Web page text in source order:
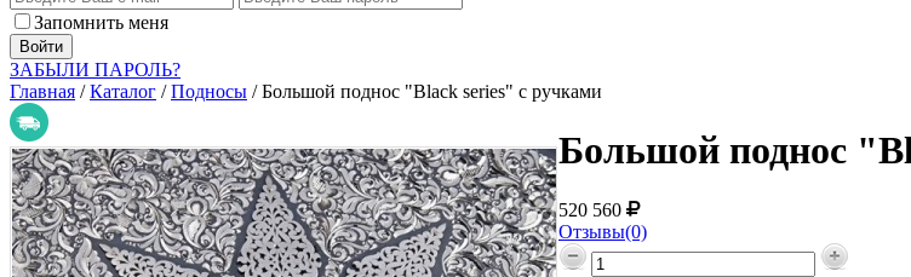
Запомнить меня
ЗАБЫЛИ ПАРОЛЬ?
Главная /Каталог /Подносы /Большой поднос "Black series" с ручками
Большой поднос
520 560
Отзывы(0)